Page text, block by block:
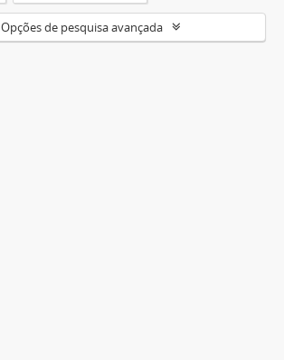
Opções de pesquisa avançada